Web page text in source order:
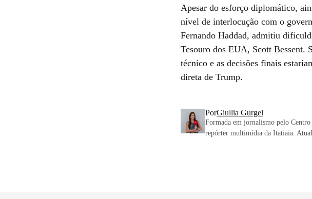
Apesar do esforço diplomático,
nível de interlocução com o
Fernando Haddad, admitiu
Tesouro dos EUA, Scott Bessent.
técnico e as decisões finais
direta de Trump.
PorGiullia Gurgel
Formada em jornalismo pelo
repórter multimídia da Itatiaia.